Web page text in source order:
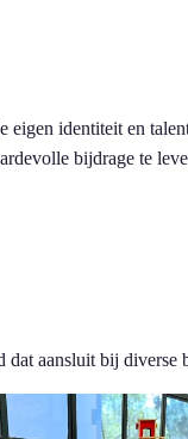
eigen identiteit en
bijdrage te
dat aansluit bij diverse